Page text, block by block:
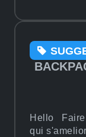
Hello Faire
qui